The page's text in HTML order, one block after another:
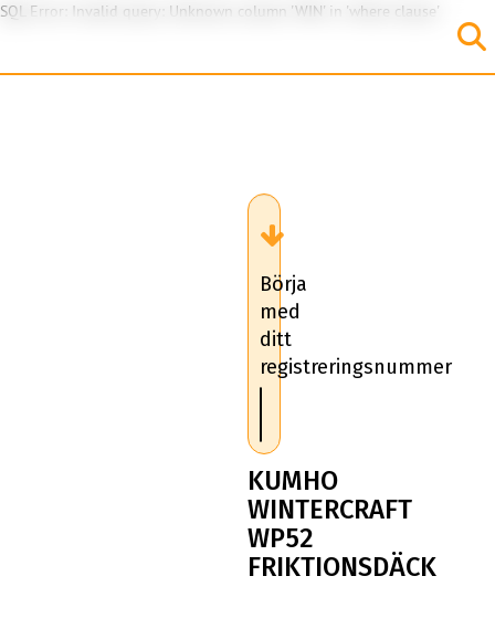
SQL Error: Invalid query: Unknown column 'WIN' in 'where clause'
Börja
med
ditt
registreringsnummer
KUMHO
WINTERCRAFT
WP52
FRIKTIONSDÄCK